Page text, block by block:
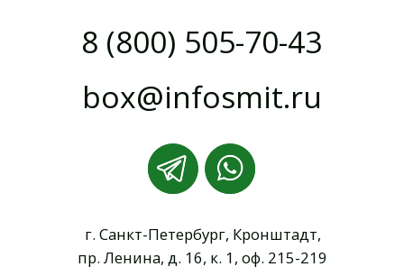
Испытание лестниц и ограждений кровли
Испытание стяжки на прочность
Уплотнение щебня и ПГС
Входной контроль бетонной смеси
Испытание арматуры и каркасов
© ООО "ИНФОСМИТ",